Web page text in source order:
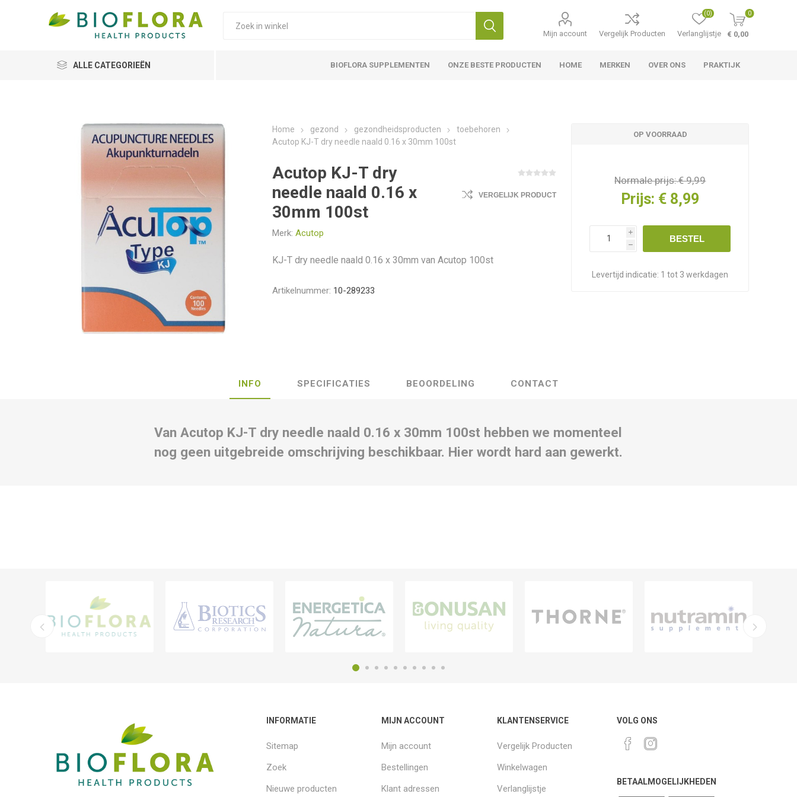
Mijn account Vergelijk Producten Verlanglijstje
(0) 0
€ 0,00
ALLE CATEGORIEËN BIOFLORA SUPPLEMENTEN ONZE BESTE PRODUCTEN HOME MERKEN OVER ONS PRAKTIJK
Home gezond gezondheidsproducten
toebehoren
Acutop KJ-T dry needle naald 0.16 x 30mm 100st
Acutop KJ-T dry
needle naald 0.16 x
30mm 100st
Merk: Acutop
VERGELIJK PRODUCT
KJ-T dry needle naald 0.16 x 30mm van Acutop 100st
Artikelnummer: 10-289233
OP VOORRAAD
Normale prijs:€ 9,99
Prijs: € 8,99
i
h
BESTEL
Levertijd indicatie: 1 tot 3 werkdagen
INFO SPECIFICATIES BEOORDELING CONTACT
Van Acutop KJ-T dry needle naald 0.16 x 30mm 100st hebben we momenteel
nog geen uitgebreide omschrijving beschikbaar. Hier wordt hard aan gewerkt.
INFORMATIE
Sitemap
Zoek
Nieuwe producten
MIJN ACCOUNT
Mijn account
Bestellingen
Klant adressen
KLANTENSERVICE
Vergelijk Producten
Winkelwagen
Verlanglijstje
VOLG ONS
BETAALMOGELIJKHEDEN